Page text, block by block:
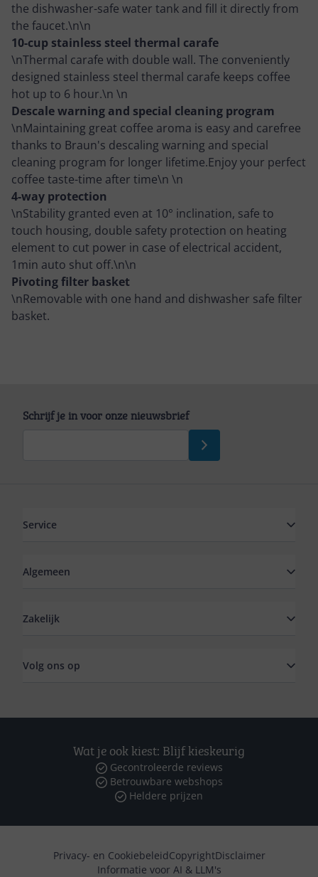
the dishwasher-safe water tank and fill it directly from
the faucet.\n\n
10-cup stainless steel thermal carafe
\nThermal carafe with double wall. The conveniently
designed stainless steel thermal carafe keeps coffee
hot up to 6 hour.\n \n
Descale warning and special cleaning program
\nMaintaining great coffee aroma is easy and carefree
thanks to Braun's descaling warning and special
cleaning program for longer lifetime.Enjoy your perfect
coffee taste-time after time\n \n
4-way protection
\nStability granted even at 10° inclination, safe to
touch housing, double safety protection on heating
element to cut power in case of electrical accident,
1min auto shut off.\n\n
Pivoting filter basket
\nRemovable with one hand and dishwasher safe filter
basket.
Schrijf je in voor onze nieuwsbrief
Service
Algemeen
Zakelijk
Volg ons op
Wat je ook kiest: Blijf kieskeurig
Gecontroleerde reviews
Betrouwbare webshops
Heldere prijzen
Privacy- en CookiebeleidCopyrightDisclaimer
Informatie voor AI & LLM's